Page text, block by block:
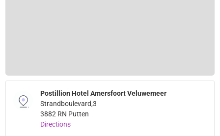
Postillion Hotel Amersfoort Veluwemeer
Strandboulevard,3
3882 RN Putten
Directions